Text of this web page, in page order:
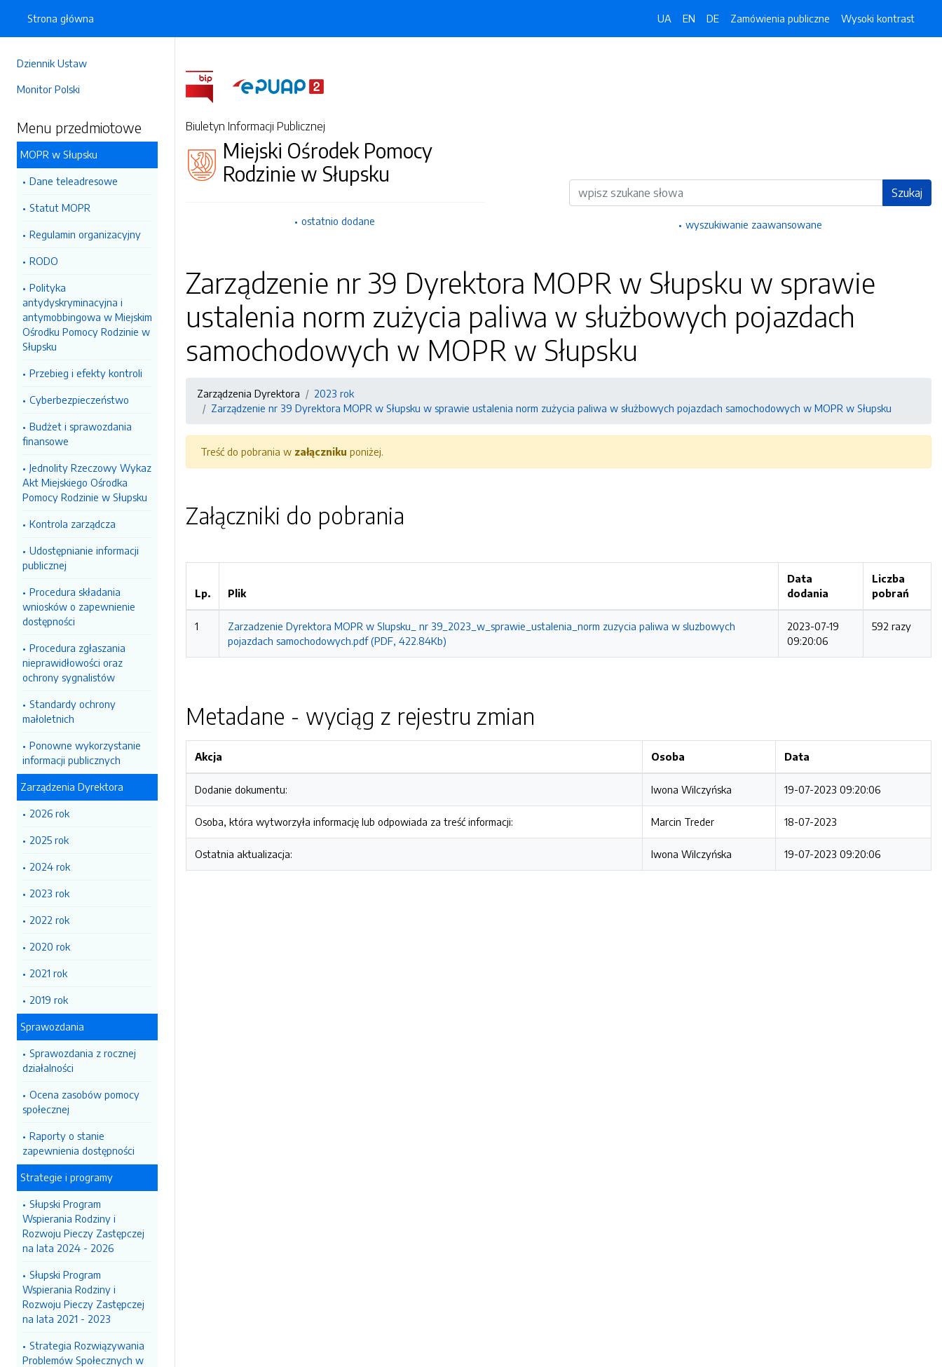
Dziennik Ustaw
Monitor Polski
Menu przedmiotowe
MOPR w Słupsku
Dane teleadresowe
Statut MOPR
Regulamin organizacyjny
RODO
Polityka
antydyskryminacyjna i
antymobbingowa w Miejskim
Ośrodku Pomocy Rodzinie w
Słupsku
Przebieg i efekty kontroli
Cyberbezpieczeństwo
Budżet i sprawozdania
finansowe
Jednolity Rzeczowy Wykaz
Akt Miejskiego Ośrodka
Pomocy Rodzinie w Słupsku
Kontrola zarządcza
Udostępnianie informacji
publicznej
Procedura składania
wniosków o zapewnienie
dostępności
Procedura zgłaszania
nieprawidłowości oraz
ochrony sygnalistów
Standardy ochrony
małoletnich
Ponowne wykorzystanie
informacji publicznych
Zarządzenia Dyrektora
2026 rok
2025 rok
2024 rok
2023 rok
2022 rok
2020 rok
2021 rok
2019 rok
Sprawozdania
Sprawozdania z rocznej
działalności
Ocena zasobów pomocy
społecznej
Raporty o stanie
zapewnienia dostępności
Strategie i programy
Słupski Program
Wspierania Rodziny i
Rozwoju Pieczy Zastępczej
na lata 2024 - 2026
Słupski Program
Wspierania Rodziny i
Rozwoju Pieczy Zastępczej
na lata 2021 - 2023
Strategia Rozwiązywania
Problemów Społecznych w
Strona główna UA EN DE Zamówienia publiczne Wysoki kontrast
Biuletyn Informacji Publicznej
Miejski Ośrodek Pomocy
Rodzinie w Słupsku
ostatnio dodane
Wyszukiwarka Szukaj
wyszukiwanie zaawansowane
Zarządzenie nr 39 Dyrektora MOPR w Słupsku w sprawie
ustalenia norm zużycia paliwa w służbowych pojazdach
samochodowych w MOPR w Słupsku
Zarządzenia Dyrektora
2023 rok
Zarządzenie nr 39 Dyrektora MOPR w Słupsku w sprawie ustalenia norm zużycia paliwa w służbowych pojazdach samochodowych w MOPR w Słupsku
Treść do pobrania w załączniku poniżej.
Załączniki do pobrania
Lp. Plik
Data
dodania
Liczba
pobrań
1
Zarzadzenie Dyrektora MOPR w Slupsku_ nr 39_2023_w_sprawie_ustalenia_norm zuzycia paliwa w sluzbowych
pojazdach samochodowych.pdf (PDF, 422.84Kb)
2023-07-19
09:20:06
592 razy
Metadane - wyciąg z rejestru zmian
Akcja Osoba Data
Dodanie dokumentu: Iwona Wilczyńska 19-07-2023 09:20:06
Osoba, która wytworzyła informację lub odpowiada za treść informacji: Marcin Treder 18-07-2023
Ostatnia aktualizacja: Iwona Wilczyńska 19-07-2023 09:20:06